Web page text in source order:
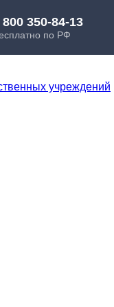
учреждений